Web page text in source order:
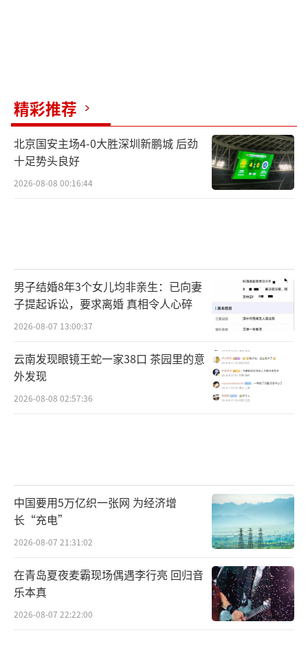
精彩推荐
北京国安主场4-0大胜深圳新鹏城 后劲
十足势头良好
2026-08-08 00:16:44
男子结婚8年3个女儿均非亲生：已向妻
子提起诉讼，要求离婚 真相令人心碎
2026-08-07 13:00:37
云南发现眼镜王蛇一家38口 茶园里的意
外发现
2026-08-08 02:57:36
中国要用5万亿织一张网 为经济增
长“充电”
2026-08-07 21:31:02
在青岛夏夜麦霸现场偶遇李行亮 回归音
乐本真
2026-08-07 22:22:00